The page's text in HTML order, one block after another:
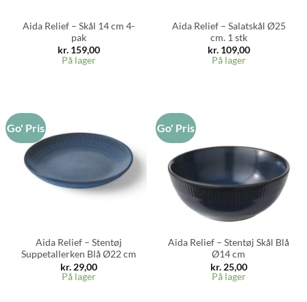
Aida Relief – Skål 14 cm 4-
pak
kr.159,00
På lager
Aida Relief – Salatskål Ø25
cm. 1 stk
kr.109,00
På lager
Go' Pris
Aida Relief – Stentøj
Suppetallerken Blå Ø22 cm
kr.29,00
På lager
Go' Pris
Aida Relief – Stentøj Skål Blå
Ø14 cm
kr.25,00
På lager